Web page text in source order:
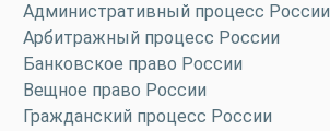
Административный процесс России
Арбитражный процесс России
Банковское право России
Вещное право России
Гражданский процесс России